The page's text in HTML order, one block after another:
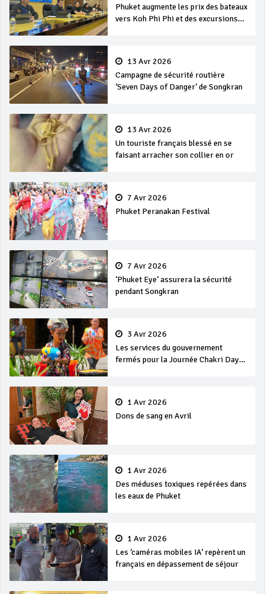
Phuket augmente les prix des bateaux
vers Koh Phi Phi et des excursions
13 Avr 2026
Campagne de sécurité routière
‘Seven Days of Danger’ de Songkran
13 Avr 2026
Un touriste français blessé en se
faisant arracher son collier en or
7 Avr 2026
Phuket Peranakan Festival
7 Avr 2026
‘Phuket Eye’ assurera la sécurité
pendant Songkran
3 Avr 2026
Les services du gouvernement
fermés pour la Journée Chakri Day
1 Avr 2026
Dons de sang en Avril
1 Avr 2026
Des méduses toxiques repérées dans
les eaux de Phuket
1 Avr 2026
Les ‘caméras mobiles IA’ repèrent un
français en dépassement de séjour